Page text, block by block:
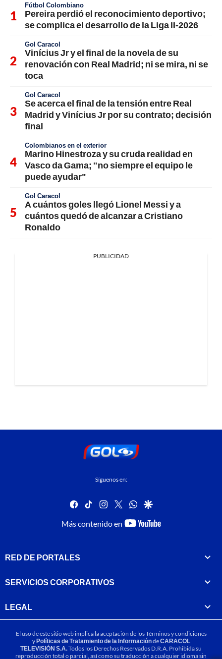
Fútbol Colombiano
Pereira perdió el reconocimiento deportivo;
se complica el desarrollo de la Liga II-2026
Gol Caracol
Vinícius Jr y el final de la novela de su
renovación con Real Madrid; ni se mira, ni se
toca
Gol Caracol
Se acerca el final de la tensión entre Real
Madrid y Vinícius Jr por su contrato; decisión
final
Colombianos en el exterior
Marino Hinestroza y su cruda realidad en
Vasco da Gama; "no siempre el equipo le
puede ayudar"
Gol Caracol
A cuántos goles llegó Lionel Messi y a
cuántos quedó de alcanzar a Cristiano
Ronaldo
PUBLICIDAD
Síguenos en:
facebook
tiktok instagram
twitterwhatsapp
google
Más contenido en
youtube-
RED DE PORTALES
SERVICIOS CORPORATIVOS
LEGAL
El uso de este sitio web implica la aceptación de losTérminos y condiciones
yPolíticas de Tratamiento de la InformacióndeCARACOL
TELEVISIÓN S.A.Todos los Derechos Reservados D.R.A. Prohibida su
reproducción total o parcial, así como su traducción a cualquier idioma sin